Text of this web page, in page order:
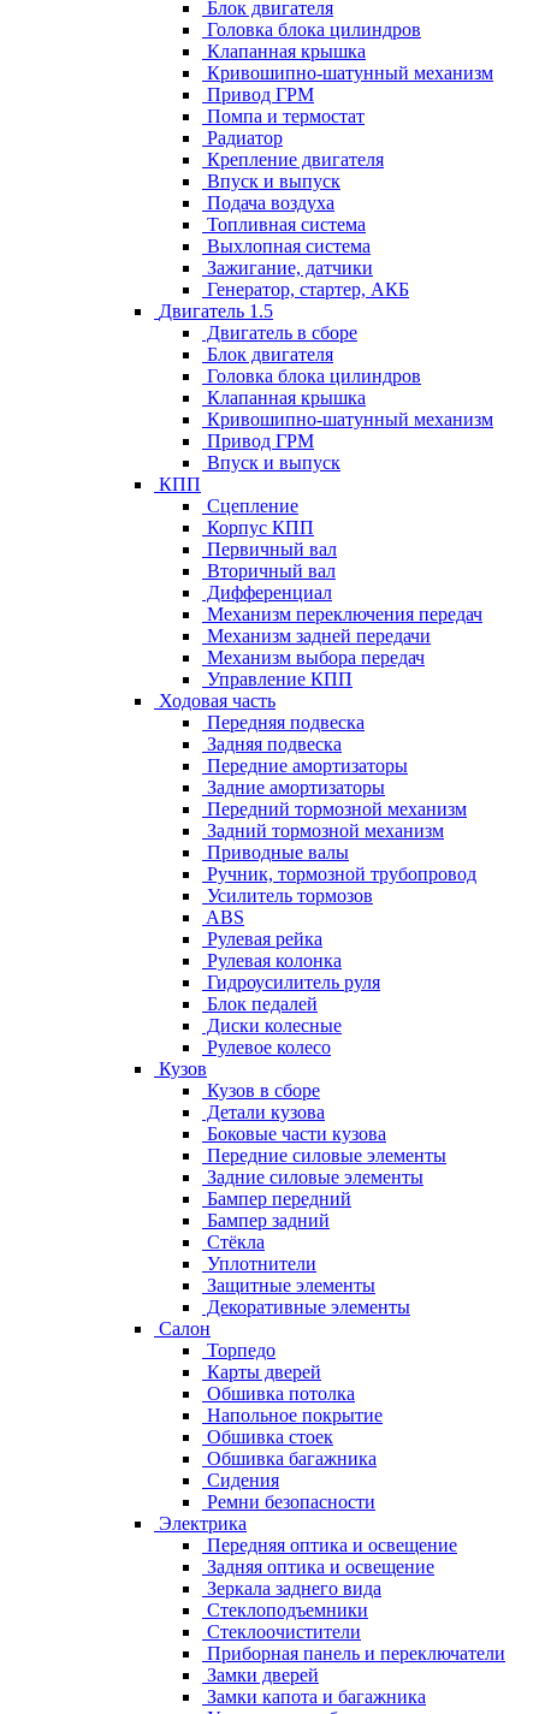
Блок двигателя
Головка блока цилиндров
Клапанная крышка
Кривошипно-шатунный механизм
Привод ГРМ
Помпа и термостат
Радиатор
Крепление двигателя
Впуск и выпуск
Подача воздуха
Топливная система
Выхлопная система
Зажигание, датчики
Генератор, стартер, АКБ
Двигатель 1.5
Двигатель в сборе
Блок двигателя
Головка блока цилиндров
Клапанная крышка
Кривошипно-шатунный механизм
Привод ГРМ
Впуск и выпуск
КПП
Сцепление
Корпус КПП
Первичный вал
Вторичный вал
Дифференциал
Механизм переключения передач
Механизм задней передачи
Механизм выбора передач
Управление КПП
Ходовая часть
Передняя подвеска
Задняя подвеска
Передние амортизаторы
Задние амортизаторы
Передний тормозной механизм
Задний тормозной механизм
Приводные валы
Ручник, тормозной трубопровод
Усилитель тормозов
ABS
Рулевая рейка
Рулевая колонка
Гидроусилитель руля
Блок педалей
Диски колесные
Рулевое колесо
Кузов
Кузов в сборе
Детали кузова
Боковые части кузова
Передние силовые элементы
Задние силовые элементы
Бампер передний
Бампер задний
Стёкла
Уплотнители
Защитные элементы
Декоративные элементы
Салон
Торпедо
Карты дверей
Обшивка потолка
Напольное покрытие
Обшивка стоек
Обшивка багажника
Сидения
Ремни безопасности
Электрика
Передняя оптика и освещение
Задняя оптика и освещение
Зеркала заднего вида
Стеклоподъемники
Стеклоочистители
Приборная панель и переключатели
Замки дверей
Замки капота и багажника